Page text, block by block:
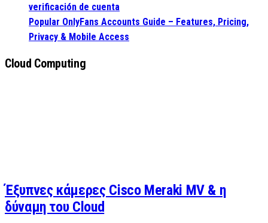
verificación de cuenta
Popular OnlyFans Accounts Guide – Features, Pricing,
Privacy & Mobile Access
Cloud Computing
Έξυπνες κάμερες Cisco Meraki MV & η
δύναμη του Cloud